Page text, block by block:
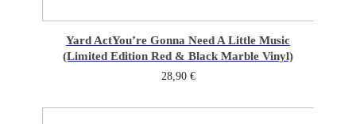
Yard ActYou’re Gonna Need A Little Music
(Limited Edition Red & Black Marble Vinyl)
28,90 €